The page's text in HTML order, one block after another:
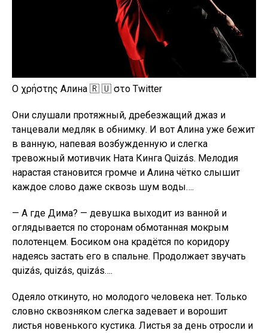
Ο χρήστης Алина 🇷 🇺 στο Twitter
Они слушали протяжный, дребезжащий джаз и
танцевали медляк в обнимку. И вот Алина уже бежит
в ванную, напевая возбужденную и слегка
тревожный мотивчик Ната Кинга Quizás. Мелодия
нарастая становится громче и Алина чётко слышит
каждое слово даже сквозь шум воды….
— А где Дима? — девушка выходит из ванной и
оглядывается по сторонам обмотанная мокрым
полотенцем. Босиком она крадётся по коридору
надеясь застать его в спальне. Продолжает звучать
quizás, quizás, quizás….
Одеяло откинуто, но молодого человека нет. Только
словно сквозняком слегка задевает и ворошит
листья новенького кустика. Листья за день отросли и